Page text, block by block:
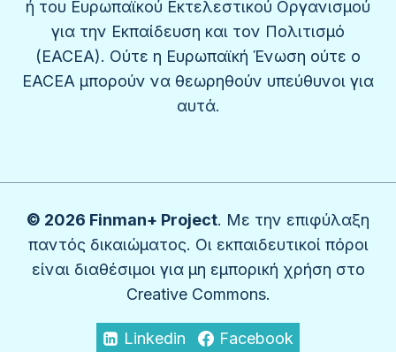
ή του Ευρωπαϊκού Εκτελεστικού Οργανισμού
για την Εκπαίδευση και τον Πολιτισμό
(EACEA). Ούτε η Ευρωπαϊκή Ένωση ούτε ο
EACEA μπορούν να θεωρηθούν υπεύθυνοι για
αυτά.
© 2026 Finman+ Project. Με την επιφύλαξη
παντός δικαιώματος. Οι εκπαιδευτικοί πόροι
είναι διαθέσιμοι για μη εμπορική χρήση στο
Creative Commons.
Linkedin Facebook